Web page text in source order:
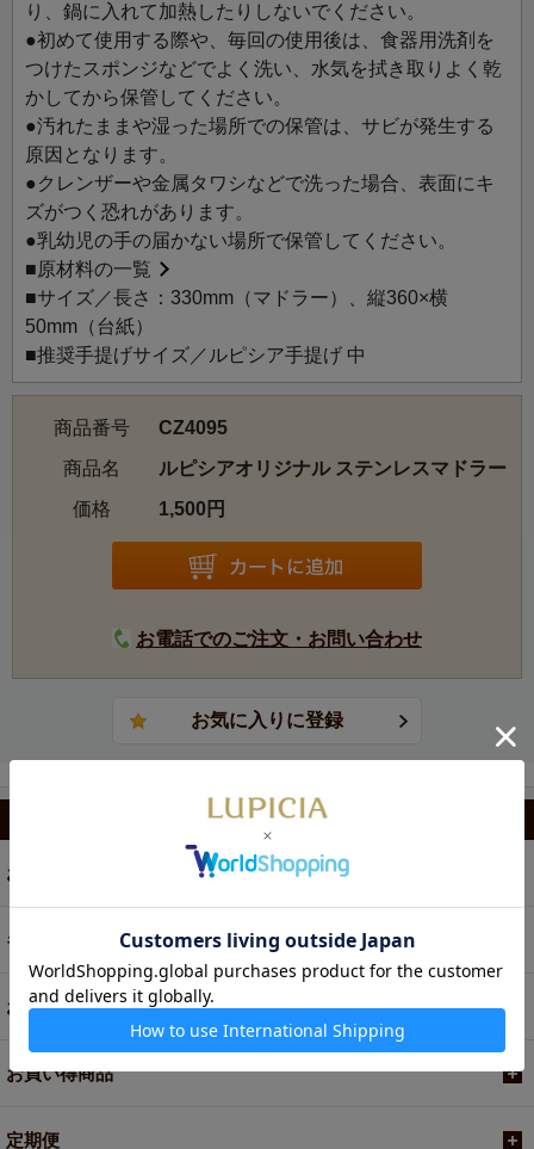
り、鍋に入れて加熱したりしないでください。
●初めて使用する際や、毎回の使用後は、食器用洗剤を
つけたスポンジなどでよく洗い、水気を拭き取りよく乾
かしてから保管してください。
●汚れたままや湿った場所での保管は、サビが発生する
原因となります。
●クレンザーや金属タワシなどで洗った場合、表面にキ
ズがつく恐れがあります。
●乳幼児の手の届かない場所で保管してください。
■原材料の一覧
■サイズ／長さ：330mm（マドラー）、縦360×横
50mm（台紙）
■推奨手提げサイズ／ルピシア手提げ 中
商品番号
CZ4095
商品名
ルピシアオリジナル ステンレスマドラー
価格
1,500円
お電話でのご注文・お問い合わせ
お茶
ギフト
お菓子・食品・飲料
お買い得商品
定期便